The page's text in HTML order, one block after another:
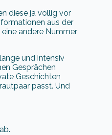
diese ja völlig vor
aus der
andere Nummer
und intensiv
Gesprächen
Geschichten
passt. Und